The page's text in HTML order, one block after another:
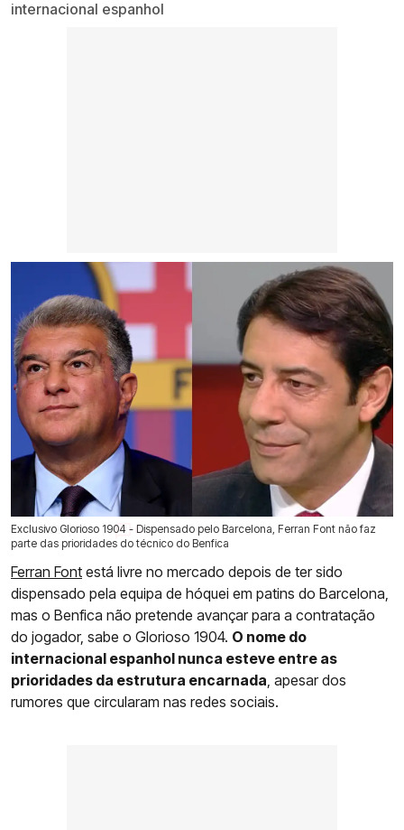
internacional espanhol
Exclusivo Glorioso 1904 - Dispensado pelo Barcelona, Ferran Font não faz
parte das prioridades do técnico do Benfica
05 Jul 2026 | 03:00 | 0
Ferran Font está livre no mercado depois de ter sido
dispensado pela equipa de hóquei em patins do Barcelona,
mas o Benfica não pretende avançar para a contratação
do jogador, sabe o Glorioso 1904. O nome do
internacional espanhol nunca esteve entre as
prioridades da estrutura encarnada , apesar dos
rumores que circularam nas redes sociais.